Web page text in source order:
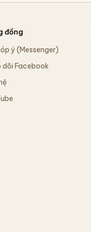
đồng
ý (Messenger)
dõi Facebook